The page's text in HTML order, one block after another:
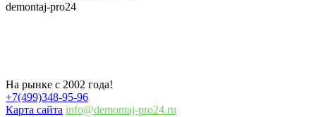
demontaj-pro24
На рынке с 2002 года!
+7(499)348-95-96
Карта сайта info@demontaj-pro24.ru